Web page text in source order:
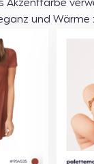
Akzentfarbe
und Wärme